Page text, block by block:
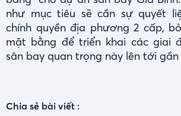
như mục tiêu sẽ cần sự quyết
chính quyền địa phương 2 cấp,
mặt bằng để triển khai các giai
sân bay quan trọng này lên tới gần
Chia sẻ bài viết :